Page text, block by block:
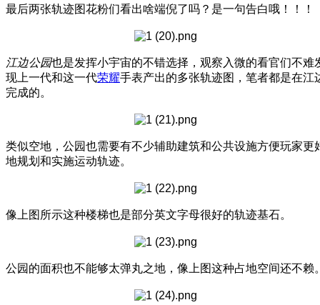
最后两张轨迹图花粉们看出啥端倪了吗？是一句告白哦！！！
江边公园也是发挥小宇宙的不错选择，观察入微的看官们不难
现上一代和这一代荣耀手表产出的多张轨迹图，笔者都是在江
完成的。
类似空地，公园也需要有不少辅助建筑和公共设施方便玩家更
地规划和实施运动轨迹。
像上图所示这种楼梯也是部分英文字母很好的轨迹基石。
公园的面积也不能够太弹丸之地，像上图这种占地空间还不赖